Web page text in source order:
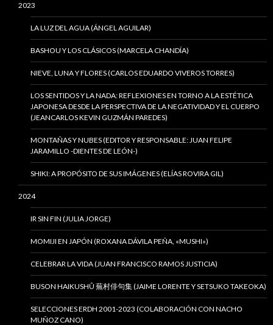
2023
LA LUZ DEL AGUA (ÁNGEL AGUILAR)
BASHOU Y LOS CLÁSICOS (MARCELA CHANDÍA)
NIEVE, LUNA Y FLORES (CARLOS EDUARDO VIVEROS TORRES)
LOS SENTIDOS Y LA NADA: REFLEXIONES EN TORNO A LA ESTÉTICA
JAPONESA DESDE LA PERSPECTIVA DE LA NEGATIVIDAD Y EL CUERPO
(JEANCARLOS KEVIN GUZMÁN PAREDES)
MONTAÑAS Y NUBES (EDITOR Y RESPONSABLE: JUAN FELIPE
JARAMILLO -DIENTES DE LEÓN-)
SHIKI: A PROPÓSITO DE SUS IMÁGENES (ELÍAS ROVIRA GIL)
2024
IR SIN FIN (JULIA JORGE)
MOMIJI EN JAPÓN (ROXANA DÁVILA PEÑA, «MUSHI»)
CELEBRAR LA VIDA (JUAN FRANCISCO RAMOS JUSTICIA)
BUSON HAIKUSHÛ 蕪村俳句集 (JAIME LORENTE Y SETSUKO TAKEOKA)
SELECCIONES ERDH 2001-2023 (COLABORACIÓN CON NACHO
MUÑOZ CANO)